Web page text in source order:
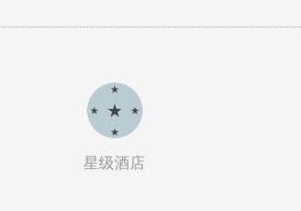
星级酒店